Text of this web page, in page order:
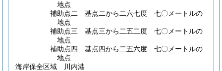
地点
補助点二 基点二から二六七度 七〇メートルの
地点
補助点三 基点三から二五二度 七〇メートルの
地点
補助点四 基点四から二五六度 七〇メートルの
地点
海岸保全区域 川内港